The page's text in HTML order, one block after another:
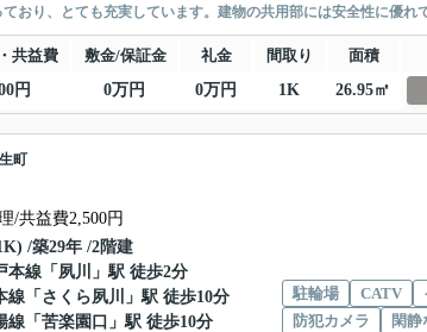
おり、とても充実しています。建物の共用部には安全性に優れ
共益費 敷金/保証金 礼金 間取り 面積
円 0万円 0万円 1K 26.95㎡
町
/共益費2,500円
/築29年 /2階建
本線 「 夙川
」駅 徒歩2分
線 「 さくら夙川
」駅 徒歩10分
線 「 苦楽園口 」駅 徒歩10分
駐輪場 CATV
防犯カメラ
閑静